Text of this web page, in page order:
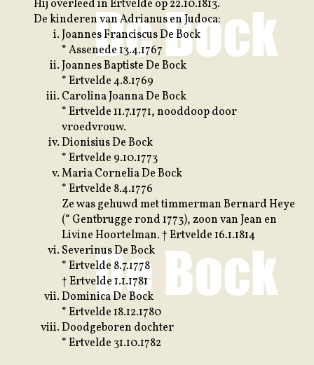
Hij overleed in Ertvelde op 22.10.1813.
De kinderen van Adrianus en Judoca:
Joannes Franciscus De Bock
° Assenede 13.4.1767
Joannes Baptiste De Bock
° Ertvelde 4.8.1769
Carolina Joanna De Bock
° Ertvelde 11.7.1771, nooddoop door
vroedvrouw.
Dionisius De Bock
° Ertvelde 9.10.1773
Maria Cornelia De Bock
° Ertvelde 8.4.1776
Ze was gehuwd met timmerman Bernard Heye
(° Gentbrugge rond 1773), zoon van Jean en
Livine Hoortelman. † Ertvelde 16.1.1814
Severinus De Bock
° Ertvelde 8.7.1778
† Ertvelde 1.1.1781
Dominica De Bock
° Ertvelde 18.12.1780
Doodgeboren dochter
° Ertvelde 31.10.1782